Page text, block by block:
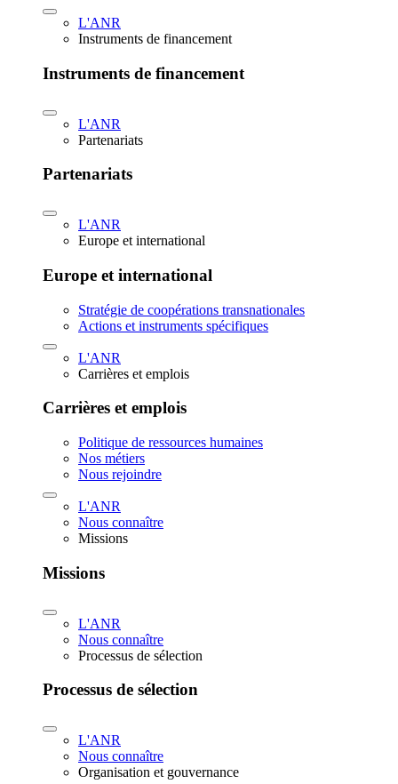
L'ANR
Instruments de financement
Instruments de financement
L'ANR
Partenariats
Partenariats
L'ANR
Europe et international
Europe et international
Stratégie de coopérations transnationales
Actions et instruments spécifiques
L'ANR
Carrières et emplois
Carrières et emplois
Politique de ressources humaines
Nos métiers
Nous rejoindre
L'ANR
Nous connaître
Missions
Missions
L'ANR
Nous connaître
Processus de sélection
Processus de sélection
L'ANR
Nous connaître
Organisation et gouvernance